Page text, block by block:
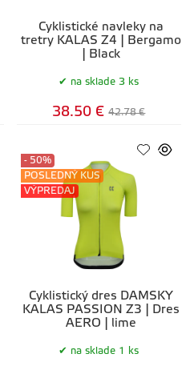
Cyklistické navleky na
tretry KALAS Z4 | Bergamo
| Black
na sklade 3 ks
38.50 € 42.78 €
Cyklistický dres DÁMSKY
KALAS PASSION Z3 | Dres
AERO | lime
- 50%
POSLEDNÝ KUS
VÝPREDAJ
na sklade 1 ks